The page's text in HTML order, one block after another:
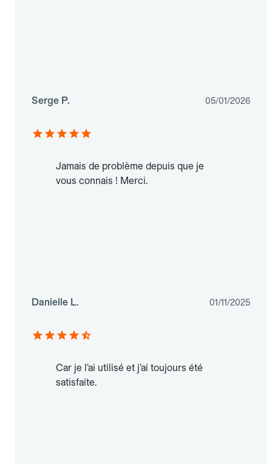
Serge P. 05/01/2026
Jamais de problème depuis que je
vous connais ! Merci.
Danielle L. 01/11/2025
Car je l’ai utilisé et j’ai toujours été
satisfaite.